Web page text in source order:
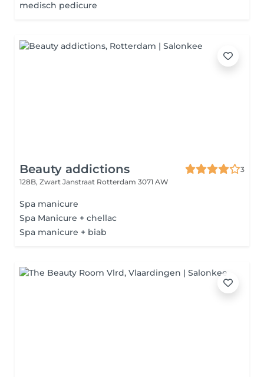
medisch pedicure
Beauty addictions
3
128B, Zwart Janstraat Rotterdam 3071 AW
Spa manicure
Spa Manicure + chellac
Spa manicure + biab